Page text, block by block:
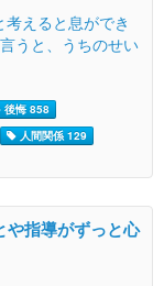
えると息ができ
うと、うちのせい
後悔 858
人間関係 129
や指導がずっと心